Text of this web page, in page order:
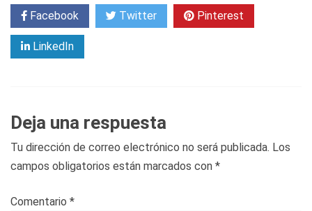
Facebook Twitter Pinterest
LinkedIn
Deja una respuesta
Tu dirección de correo electrónico no será publicada. Los
campos obligatorios están marcados con *
Comentario *